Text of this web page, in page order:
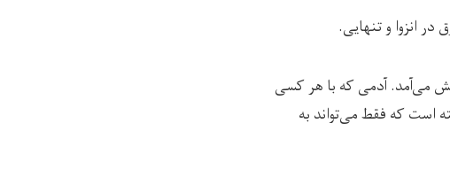
انزوا و تنهایی.
می‌آمد. آدمی که با هر کسی
است که فقط می‌تواند به